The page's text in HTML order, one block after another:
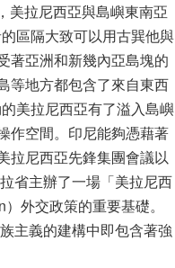
美拉尼西亞與島嶼東南亞
區隔大致可以用古巽他與
著亞洲和新幾內亞島塊的
等地方都包含了來自東西
美拉尼西亞有了溢入島嶼
作空間。印尼能夠憑藉著
拉尼西亞先鋒集團會議以
省主辦了一場「美拉尼西
外交政策的重要基礎。
主義的建構中即包含著強